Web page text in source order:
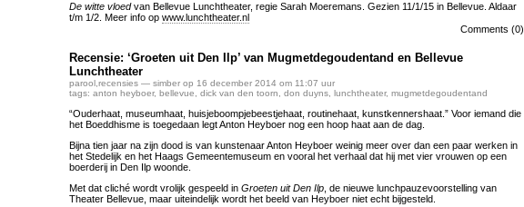
De witte vloedvan Bellevue Lunchtheater, regie Sarah Moeremans. Gezien 11/1/15 in Bellevue. Aldaar
t/m 1/2. Meer info op www.lunchtheater.nl
Comments (0)
Recensie: ‘Groeten uit Den Ilp’ van Mugmetdegoudentand en Bellevue
Lunchtheater
parool recensies — simber op 16 december 2014 om 11:07 uur
tags: anton heyboer, bellevue dick van den toorn don duyns lunchtheater, mugmetdegoudentand
“Ouderhaat, museumhaat, huisjeboompjebeestjehaat, routinehaat, kunstkennershaat.” Voor iemand die
het Boeddhisme is toegedaan legt Anton Heyboer nog een hoop haat aan de dag.
Bijna tien jaar na zijn dood is van kunstenaar Anton Heyboer weinig meer over dan een paar werken in
het Stedelijk en het Haags Gemeentemuseum en vooral het verhaal dat hij met vier vrouwen op een
boerderij in Den Ilp woonde.
Met dat cliché wordt vrolijk gespeeld in Groeten uit Den Ilp , de nieuwe lunchpauzevoorstelling van
Theater Bellevue, maar uiteindelijk wordt het beeld van Heyboer niet echt bijgesteld.